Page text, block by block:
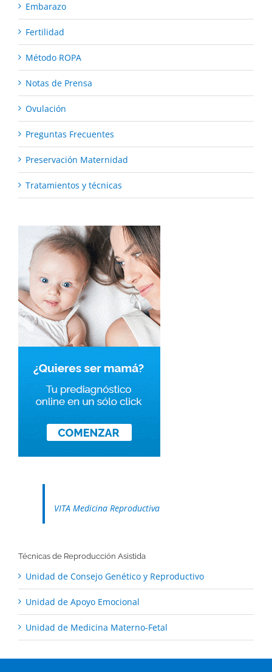
Embarazo
Fertilidad
Método ROPA
Notas de Prensa
Ovulación
Preguntas Frecuentes
Preservación Maternidad
Tratamientos y técnicas
VITA Medicina Reproductiva
Técnicas de Reproducción Asistida
Unidad de Consejo Genético y Reproductivo
Unidad de Apoyo Emocional
Unidad de Medicina Materno-Fetal